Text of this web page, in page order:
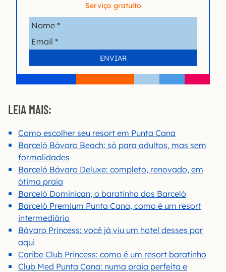
Serviço gratuito
LEIA MAIS:
Como escolher seu resort em Punta Cana
Barceló Bávaro Beach: só para adultos, mas sem
formalidades
Barceló Bávaro Deluxe: completo, renovado, em
ótima praia
Barceló Dominican, o baratinho dos Barceló
Barceló Premium Punta Cana, como é um resort
intermediário
Bávaro Princess: você já viu um hotel desses por
aqui
Caribe Club Princess: como é um resort baratinho
Club Med Punta Cana: numa praia perfeita e